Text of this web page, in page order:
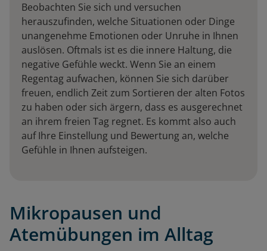
Beobachten Sie sich und versuchen
herauszufinden, welche Situationen oder Dinge
unangenehme Emotionen oder Unruhe in Ihnen
auslösen. Oftmals ist es die innere Haltung, die
negative Gefühle weckt. Wenn Sie an einem
Regentag aufwachen, können Sie sich darüber
freuen, endlich Zeit zum Sortieren der alten Fotos
zu haben oder sich ärgern, dass es ausgerechnet
an ihrem freien Tag regnet. Es kommt also auch
auf Ihre Einstellung und Bewertung an, welche
Gefühle in Ihnen aufsteigen.
Mikropausen und
Atemübungen im Alltag